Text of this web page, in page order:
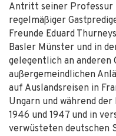
Antritt seiner Professur
regelmäßiger
Freunde Eduard
Basler Münster und in
gelegentlich an anderen
außergemeindlichen
auf Auslandsreisen in
Ungarn und während
1946 und 1947 und in
verwüsteten deutschen